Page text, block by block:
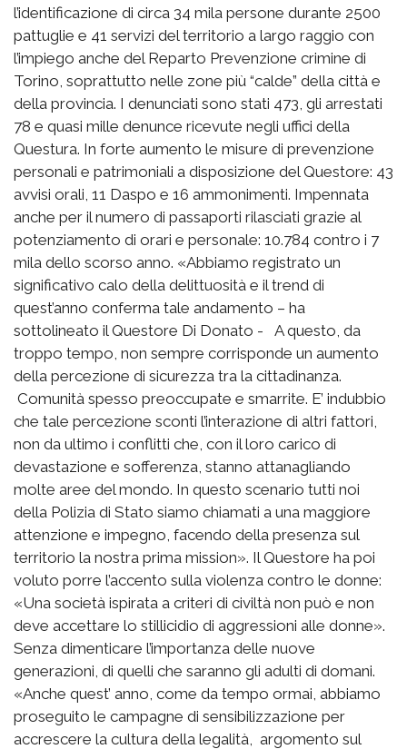
l’identificazione di circa 34 mila persone durante 2500
pattuglie e 41 servizi del territorio a largo raggio con
l’impiego anche del Reparto Prevenzione crimine di
Torino, soprattutto nelle zone più “calde” della città e
della provincia. I denunciati sono stati 473, gli arrestati
78 e quasi mille denunce ricevute negli uffici della
Questura. In forte aumento le misure di prevenzione
personali e patrimoniali a disposizione del Questore: 43
avvisi orali, 11 Daspo e 16 ammonimenti. Impennata
anche per il numero di passaporti rilasciati grazie al
potenziamento di orari e personale: 10.784 contro i 7
mila dello scorso anno. «Abbiamo registrato un
significativo calo della delittuosità e il trend di
quest’anno conferma tale andamento – ha
sottolineato il Questore Di Donato - A questo, da
troppo tempo, non sempre corrisponde un aumento
della percezione di sicurezza tra la cittadinanza.
Comunità spesso preoccupate e smarrite. E’ indubbio
che tale percezione sconti l’interazione di altri fattori,
non da ultimo i conflitti che, con il loro carico di
devastazione e sofferenza, stanno attanagliando
molte aree del mondo. In questo scenario tutti noi
della Polizia di Stato siamo chiamati a una maggiore
attenzione e impegno, facendo della presenza sul
territorio la nostra prima mission». Il Questore ha poi
voluto porre l’accento sulla violenza contro le donne:
«Una società ispirata a criteri di civiltà non può e non
deve accettare lo stillicidio di aggressioni alle donne».
Senza dimenticare l’importanza delle nuove
generazioni, di quelli che saranno gli adulti di domani.
«Anche quest’ anno, come da tempo ormai, abbiamo
proseguito le campagne di sensibilizzazione per
accrescere la cultura della legalità, argomento sul